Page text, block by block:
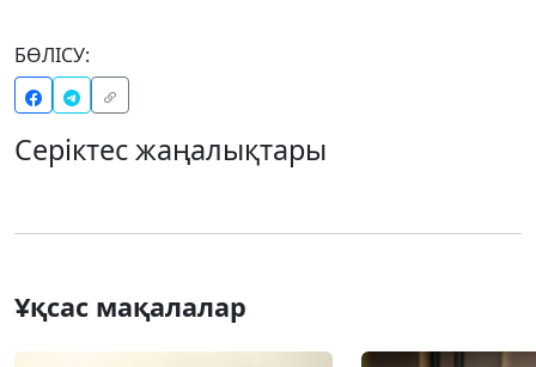
БӨЛІСУ:
Серіктес жаңалықтары
Ұқсас мақалалар